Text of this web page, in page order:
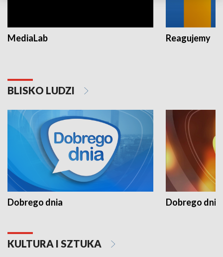
MediaLab Reagujemy
BLISKO LUDZI
Dobrego dnia Dobrego dnia
KULTURA I SZTUKA